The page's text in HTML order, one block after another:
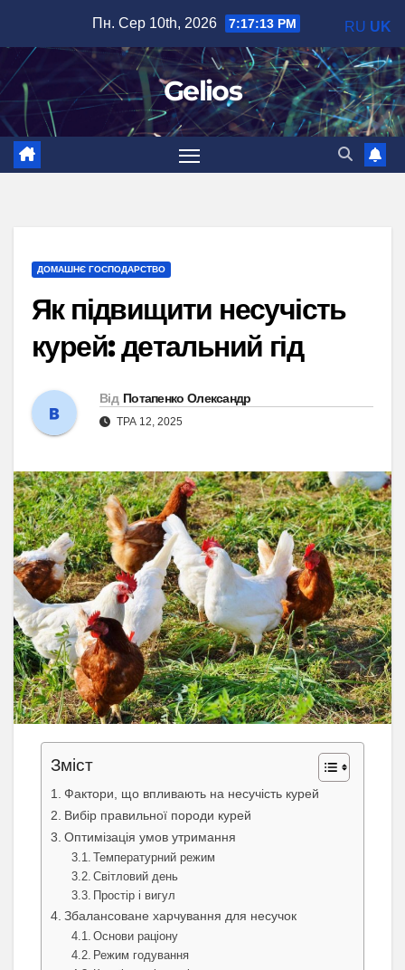
вмісту
Пн. Сер 10th, 2026 7:17:14 PM
Gelios
ДОМАШНЄ ГОСПОДАРСТВО
Як підвищити несучість
курей: детальний гід
Від Потапенко Олександр
ТРА 12, 2025
Зміст
Фактори, що впливають на несучість курей
Вибір правильної породи курей
Оптимізація умов утримання
Температурний режим
Світловий день
Простір і вигул
Збалансоване харчування для несучок
Основи раціону
Режим годування
RU UK